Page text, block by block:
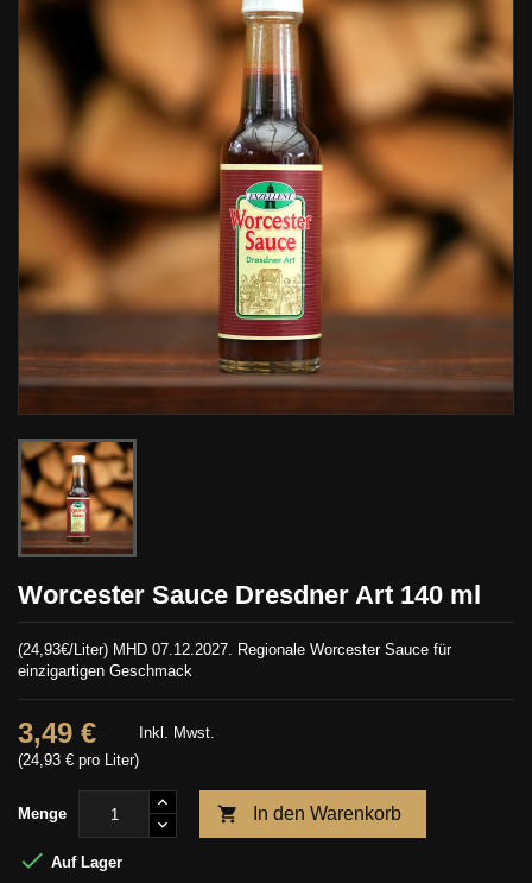
Worcester Sauce Dresdner Art 140 ml
(24,93€/Liter) MHD 07.12.2027. Regionale Worcester Sauce für
einzigartigen Geschmack
3,49 €
(24,93 € pro Liter)
Inkl. Mwst.
Menge  In den Warenkorb
 Auf Lager